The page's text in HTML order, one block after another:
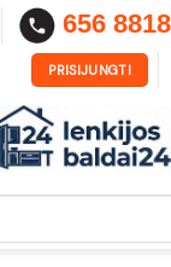
656
PRISIJUNGTI